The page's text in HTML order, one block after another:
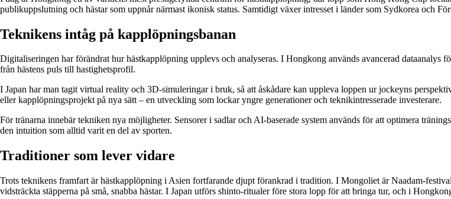
publikuppslutning och hästar som uppnår närmast ikonisk status. Samtidigt växer intresset i länder som Sydkorea och
Teknikens intåg på kapplöpningsbanan
Digitaliseringen har förändrat hur hästkapplöpning upplevs och analyseras. I Hongkong används avancerad
från hästens puls till hastighetsprofil.
I Japan har man tagit virtual reality och 3D-simuleringar i bruk, så att åskådare kan uppleva loppen ur jockeyns
eller kapplöpningsprojekt på nya sätt – en utveckling som lockar yngre generationer och teknikintresserade investerare.
För tränarna innebär tekniken nya möjligheter. Sensorer i sadlar och AI-baserade system används för att optimera
den intuition som alltid varit en del av sporten.
Traditioner som lever vidare
Trots teknikens framfart är hästkapplöpning i Asien fortfarande djupt förankrad i tradition. I Mongoliet är Naadam-
vidsträckta stäpperna på små, snabba hästar. I Japan utförs shinto-ritualer före stora lopp för att bringa tur, och i